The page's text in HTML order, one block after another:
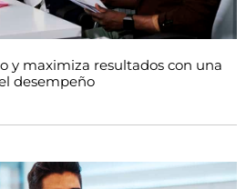
y maximiza resultados con una
desempeño